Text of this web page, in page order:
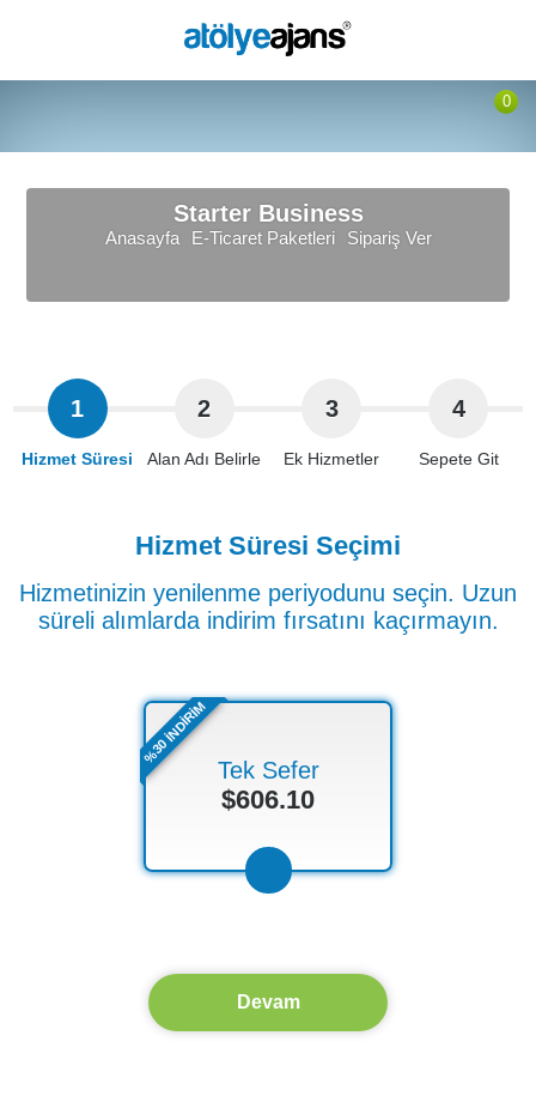
0
Starter Business
Anasayfa E-Ticaret Paketleri Sipariş Ver
1
Hizmet Süresi
2
Alan Adı Belirle
3
Ek Hizmetler
4
Sepete Git
Hizmet Süresi Seçimi
Hizmetinizin yenilenme periyodunu seçin. Uzun
süreli alımlarda indirim fırsatını kaçırmayın.
%30 İNDİRİM
Tek Sefer
$606.10
Devam